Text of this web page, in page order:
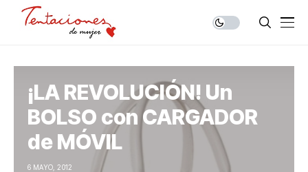
¡LA REVOLUCIÓN! Un
BOLSO con CARGADOR
de MÓVIL
6 MAYO, 2012